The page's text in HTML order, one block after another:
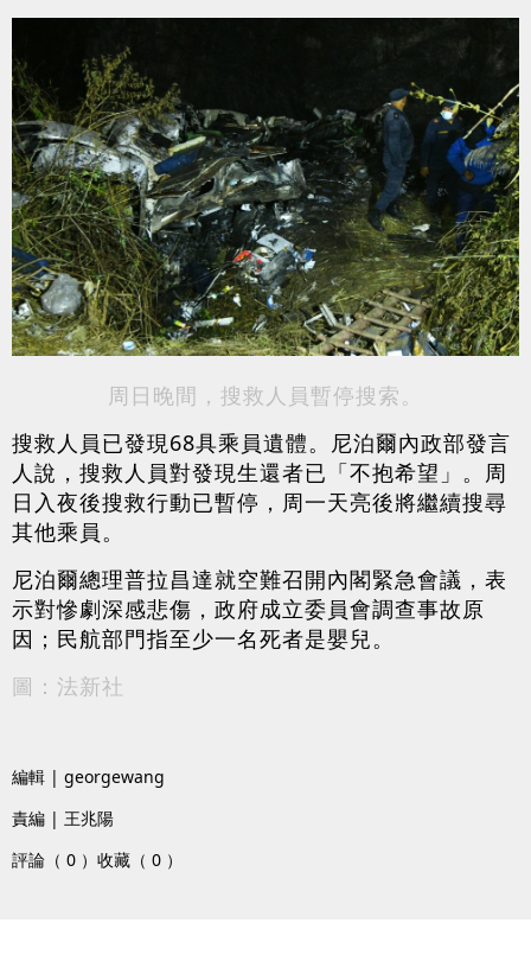
周日晚間，搜救人員暫停搜索。
搜救人員已發現68具乘員遺體。尼泊爾內政部發言
人說，搜救人員對發現生還者已「不抱希望」。周
日入夜後搜救行動已暫停，周一天亮後將繼續搜尋
其他乘員。
尼泊爾總理普拉昌達就空難召開內閣緊急會議，表
示對慘劇深感悲傷，政府成立委員會調查事故原
因；民航部門指至少一名死者是嬰兒。
圖：法新社
編輯 | georgewang
責編 | 王兆陽
評論（ 0 ） 收藏（ 0 ）